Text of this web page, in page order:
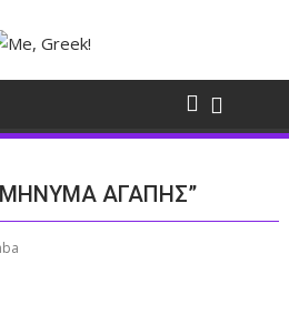
ΑΓΑΠΗΣ”